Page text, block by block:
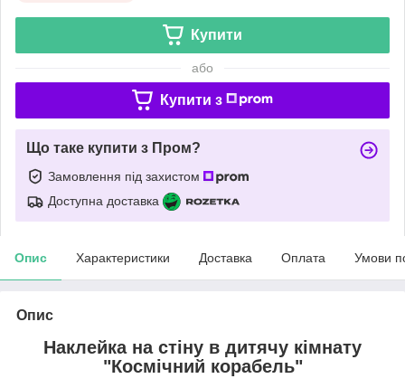
Купити
або
Купити з
Що таке купити з Пром?
Замовлення під захистом
Доступна доставка
Опис Характеристики Доставка Оплата Умови
Опис
Наклейка на стіну в дитячу кімнату
"Космічний корабель"